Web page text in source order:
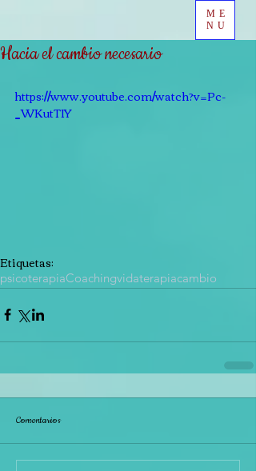
ME
NU
Hacia el cambio necesario
https://www.youtube.com/watch?v=Pc-
_WKutT1Y
Etiquetas:
psicoterapiaCoachingvidaterapiacambio
Comentarios